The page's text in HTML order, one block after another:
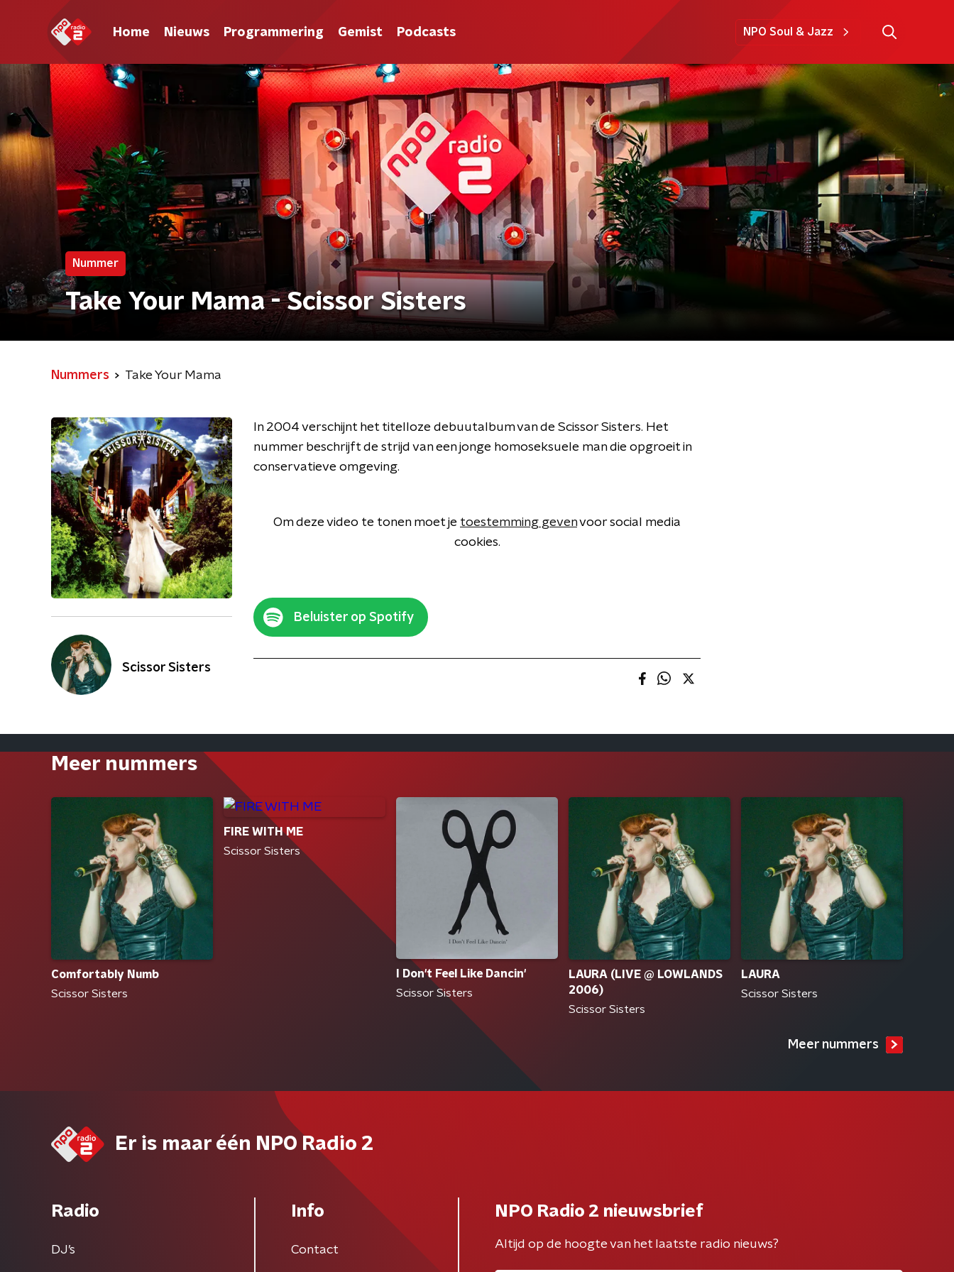
Home Nieuws Programmering Gemist Podcasts NPO Soul & Jazz
Nummer
Take Your Mama - Scissor Sisters
Nummers Take Your Mama
Scissor Sisters
In 2004 verschijnt het titelloze debuutalbum van de Scissor Sisters. Het
nummer beschrijft de strijd van een jonge homoseksuele man die opgroeit in
conservatieve omgeving.
Om deze video te tonen moet je toestemming gevenvoor social media
cookies.
Beluister op Spotify
Meer nummers
Comfortably Numb
Scissor Sisters
FIRE WITH ME
Scissor Sisters
I Don't Feel Like Dancin'
Scissor Sisters
LAURA (LIVE @ LOWLANDS
2006)
Scissor Sisters
LAURA
Scissor Sisters
Meer nummers
Er is maar één NPO Radio 2
Radio
DJ’s
Info
Contact
NPO Radio 2 nieuwsbrief
Altijd op de hoogte van het laatste radio nieuws?